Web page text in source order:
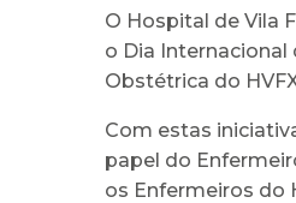
O Hospital de Vila
o Dia
Obstétrica do
Com estas
papel do
os Enfermeiros do